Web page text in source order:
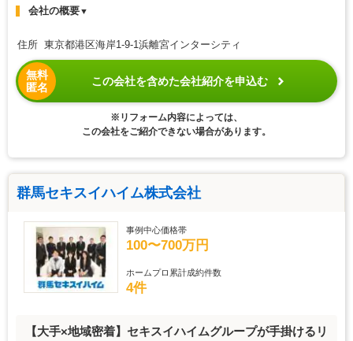
会社の概要▼
住所 東京都港区海岸1-9-1浜離宮インターシティ
無料
匿名
この会社を含めた会社紹介を申込む
※リフォーム内容によっては、
この会社をご紹介できない場合があります。
群馬セキスイハイム株式会社
事例中心価格帯
100〜700万円
ホームプロ累計成約件数
4件
【大手×地域密着】セキスイハイムグループが手掛けるリ